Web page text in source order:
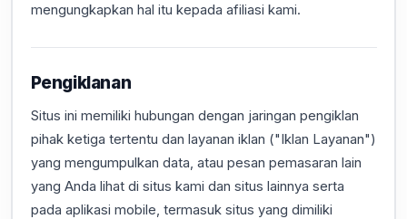
mengungkapkan hal itu kepada afiliasi kami.
Pengiklanan
Situs ini memiliki hubungan dengan jaringan pengiklan
pihak ketiga tertentu dan layanan iklan ("Iklan Layanan")
yang mengumpulkan data, atau pesan pemasaran lain
yang Anda lihat di situs kami dan situs lainnya serta
pada aplikasi mobile, termasuk situs yang dimiliki